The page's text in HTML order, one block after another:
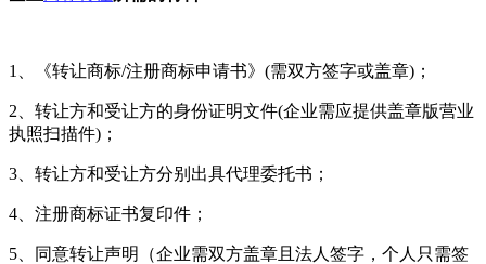
1、《转让商标/注册商标申请书》(需双方签字或盖章)；
2、转让方和受让方的身份证明文件(企业需应提供盖章版营业
执照扫描件)；
3、转让方和受让方分别出具代理委托书；
4、注册商标证书复印件；
5、同意转让声明（企业需双方盖章且法人签字，个人只需签